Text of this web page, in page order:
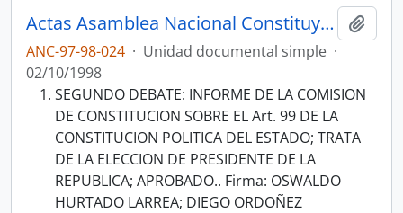
Actas Asamblea Nacional Constituyente 97-98
ANC-97-98-024 · Unidad documental simple ·
02/10/1998
SEGUNDO DEBATE: INFORME DE LA COMISION
DE CONSTITUCION SOBRE EL Art. 99 DE LA
CONSTITUCION POLITICA DEL ESTADO; TRATA
DE LA ELECCION DE PRESIDENTE DE LA
REPUBLICA; APROBADO.. Firma: OSWALDO
HURTADO LARREA; DIEGO ORDOÑEZ